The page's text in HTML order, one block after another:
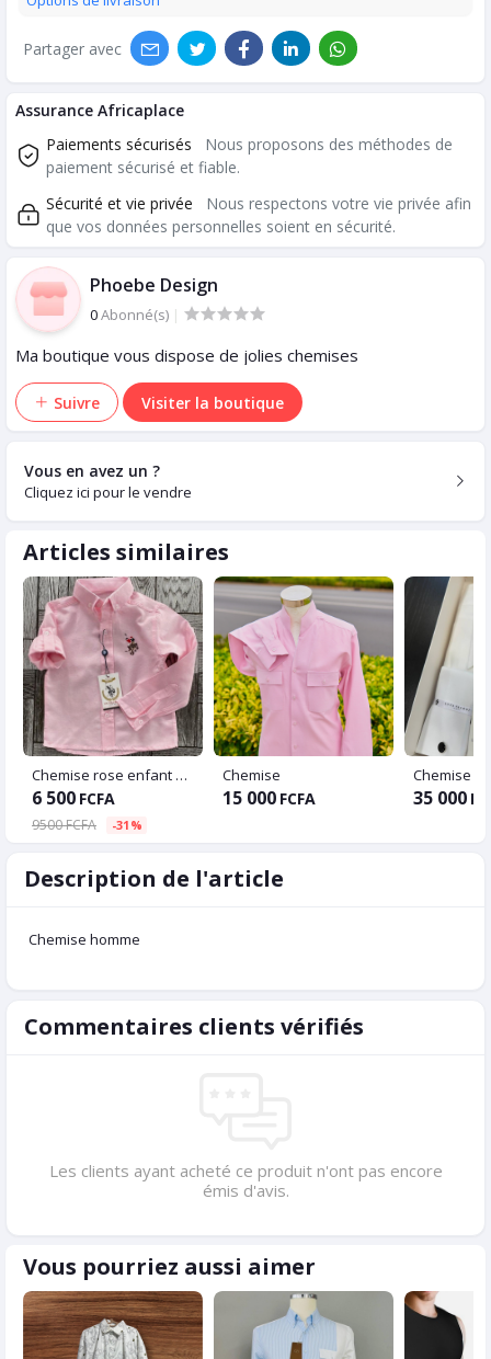
Partager avec
Assurance Africaplace
Paiements sécurisés
Nous proposons des méthodes de
paiement sécurisé et fiable.
Sécurité et vie privée
Nous respectons votre vie privée afin
que vos données personnelles soient en sécurité.
Phoebe Design
0Abonné(s) |
Ma boutique vous dispose de jolies chemises
Suivre Visiter la boutique
Vous en avez un ?
Cliquez ici pour le vendre
Articles similaires
Chemise rose enfant US Polo . classique
6 500 FCFA
9500 FCFA -31%
Chemise
15 000 FCFA 35 000
Description de l'article
Chemise homme
Commentaires clients vérifiés
Les clients ayant acheté ce produit n'ont pas encore
émis d'avis.
Vous pourriez aussi aimer